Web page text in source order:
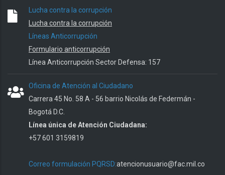
Lucha contra la corrupción
Lucha contra la corrupción
Líneas Anticorrupción
Formulario anticorrupción
Línea Anticorrupción Sector Defensa: 157
Oficina de Atención al Ciudadano
Carrera 45 No. 58 A - 56 barrio Nicolás de Federmán -
Bogotá D.C.
Línea única de Atención Ciudadana:
+57 601 3159819
Correo formulación PQRSD:atencionusuario@fac.mil.co